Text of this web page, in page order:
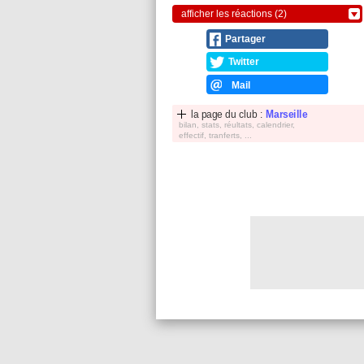
afficher les réactions (2)
Partager
Twitter
Mail
la page du club : Marseille
bilan, stats, réultats, calendrier,
effectif, tranferts, ...